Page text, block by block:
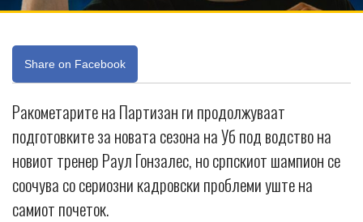
Share on Facebook
Ракометарите на Партизан ги продолжуваат
подготовките за новата сезона на Уб под водство на
новиот тренер Раул Гонзалес, но српскиот шампион се
соочува со сериозни кадровски проблеми уште на
самиот почеток.